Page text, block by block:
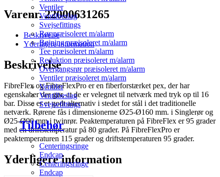
Ventiler
Ventilbeslag
Svejsefittings
Rør præisoleret m/alarm
Bøjning præisoleret m/alarm
Tee præisoleret m/alarm
Reduktion præisoleret m/alarm
Overgangsrør præisoleret m/alarm
Ventiler præisoleret m/alarm
Ventiler
Ventilbeslag
Svejsefittings
Tilbehør
Centeringsringe
Endcap
Centeringsringe
Endcap
Varenr. 22000631265
Beskrivelse
Yderligere information
Beskrivelse
FibreFlex og FibreFlexPro er en fiberforstærket pex, der har
egenskaber der gør, at de er velegnet til netværk med tryk op til 16
bar. Disse er et godt alternativ i stedet for stål i det traditionelle
netværk. Rørene fås i dimensionerne Ø25-Ø160 mm. i Singlerør og
Ø25-Ø90 mm i twinrør. Peaktemperaturen på FibreFlex er 95 grader
med en driftstemperatur på 80 grader. På FibreFlexPro er
peaktemperaturen 115 grader og driftstemperaturen 95 grader.
Yderligere information